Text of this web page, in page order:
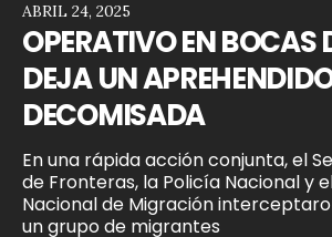
OPERATIVO EN BOCAS
DEJA UN
DECOMISADA
En una rápida acción conjunta, el
de Fronteras, la Policía Nacional y
Nacional de Migración
un grupo de migrantes
ABRIL 24, 2025